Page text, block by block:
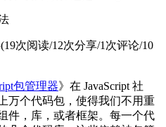
(19次阅读/12次分享/1次评论/10
包管理器》在 JavaScript 社
万个代码包，使得我们不用重
件，库，或者框架。每一个代